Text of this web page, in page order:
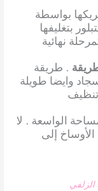
بواسطة
بتغليفها
نهائية
. طريقة
وايضا طويلة
الواسعة . لا
الأوساخ إلى